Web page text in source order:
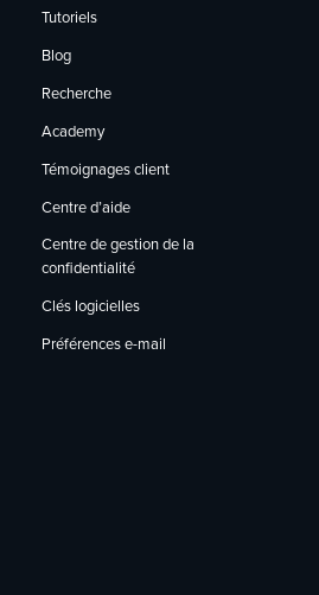
Tutoriels
Blog
Recherche
Academy
Témoignages client
Centre d’aide
Centre de gestion de la
confidentialité
Clés logicielles
Préférences e-mail